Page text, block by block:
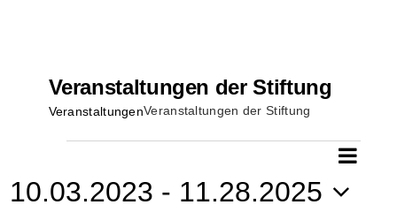
Veranstaltungen der Stiftung
VeranstaltungenVeranstaltungen der Stiftung
Veranstaltungen
Suche
Liste
10.03.2023 - 11.28.2025